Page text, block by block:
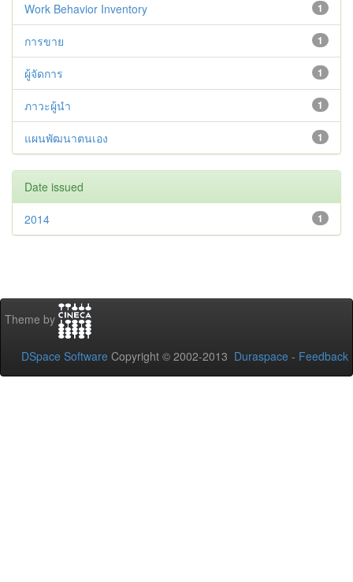
1
Work Behavior Inventory
1
การขาย
1
ผู้จัดการ
1
ภาวะผู้นำ
1
แผนพัฒนาตนเอง
Date issued
1
2014
Theme by
DSpace Software Copyright © 2002-2013 Duraspace - Feedback